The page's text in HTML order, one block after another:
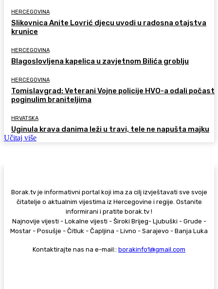
HERCEGOVINA
Slikovnica Anite Lovrić djecu uvodi u radosna otajstva
krunice
HERCEGOVINA
Blagoslovljena kapelica u zavjetnom Bilića groblju
HERCEGOVINA
Tomislavgrad: Veterani Vojne policije HVO-a odali počast
poginulim braniteljima
HRVATSKA
Uginula krava danima leži u travi, tele ne napušta majku
Učitaj više
Borak.tv je informativni portal koji ima za cilj izvještavati sve svoje
čitatelje o aktualnim vijestima iz Hercegovine i regije. Ostanite
informirani i pratite borak.tv !
Najnovije vijesti - Lokalne vijesti - Široki Brijeg- Ljubuški - Grude -
Mostar - Posušje - Čitluk - Čapljina - Livno - Sarajevo - Banja Luka
Kontaktirajte nas na e-mail:: borakinfo1@gmail.com